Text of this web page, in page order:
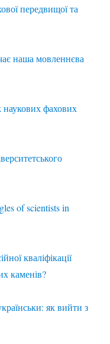
передвищої та
наша мовленнєва
наукових фахових
of scientists in
кваліфікації
каменів?
як вийти з